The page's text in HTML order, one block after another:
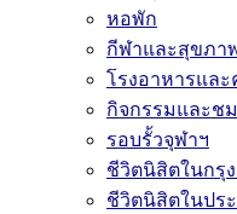
หอพัก
กีฬาและสุขภา
โรงอาหารและ
กิจกรรมและช
รอบรั้วจุฬาฯ
ชีวิตนิสิตในกรุง
ชีวิตนิสิตในปร